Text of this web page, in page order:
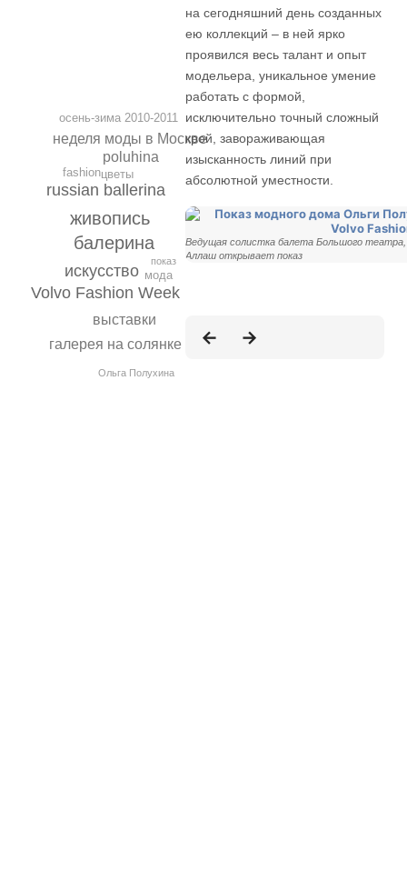
балерина
живопись
искусство
russian ballerina
Volvo Fashion Week
выставки
poluhina
галерея на солянке
неделя моды в Москве
цветы
мода
fashion
осень-зима 2010-2011
Ольга Полухина
показ
на сегодняшний день созданных
ею коллекций – в ней ярко
проявился весь талант и опыт
модельера, уникальное умение
работать с формой,
исключительно точный сложный
крой, завораживающая
изысканность линий при
абсолютной уместности.
Ведущая солистка балета Большого
Аллаш открывает показ